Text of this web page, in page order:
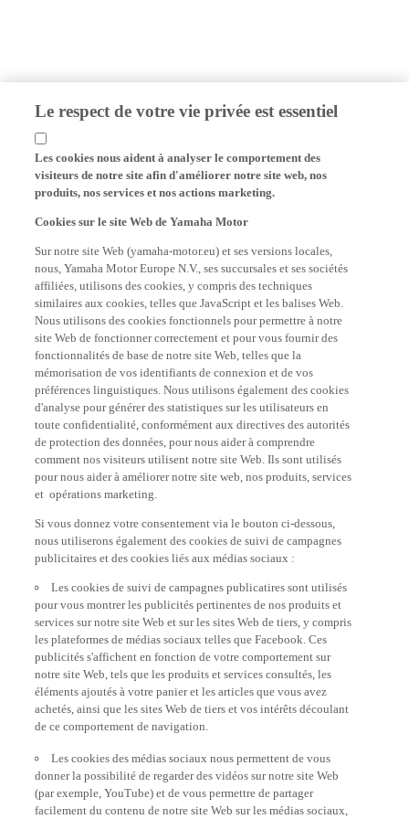
Le respect de votre vie privée est essentiel
Les cookies nous aident à analyser le comportement des
visiteurs de notre site afin d'améliorer notre site web, nos
produits, nos services et nos actions marketing.
Cookies sur le site Web de Yamaha Motor
Sur notre site Web (yamaha-motor.eu) et ses versions locales,
nous, Yamaha Motor Europe N.V., ses succursales et ses sociétés
affiliées, utilisons des cookies, y compris des techniques
similaires aux cookies, telles que JavaScript et les balises Web.
Nous utilisons des cookies fonctionnels pour permettre à notre
site Web de fonctionner correctement et pour vous fournir des
fonctionnalités de base de notre site Web, telles que la
mémorisation de vos identifiants de connexion et de vos
préférences linguistiques. Nous utilisons également des cookies
d'analyse pour générer des statistiques sur les utilisateurs en
toute confidentialité, conformément aux directives des autorités
de protection des données, pour nous aider à comprendre
comment nos visiteurs utilisent notre site Web. Ils sont utilisés
pour nous aider à améliorer notre site web, nos produits, services
et opérations marketing.
Si vous donnez votre consentement via le bouton ci-dessous,
nous utiliserons également des cookies de suivi de campagnes
publicitaires et des cookies liés aux médias sociaux :
Les cookies de suivi de campagnes publicatires sont utilisés
pour vous montrer les publicités pertinentes de nos produits et
services sur notre site Web et sur les sites Web de tiers, y compris
les plateformes de médias sociaux telles que Facebook. Ces
publicités s'affichent en fonction de votre comportement sur
notre site Web, tels que les produits et services consultés, les
éléments ajoutés à votre panier et les articles que vous avez
achetés, ainsi que les sites Web de tiers et vos intérêts découlant
de ce comportement de navigation.
Les cookies des médias sociaux nous permettent de vous
donner la possibilité de regarder des vidéos sur notre site Web
(par exemple, YouTube) et de vous permettre de partager
facilement du contenu de notre site Web sur les médias sociaux,